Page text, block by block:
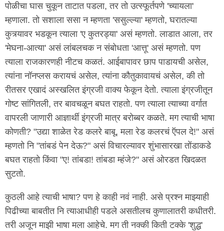
पोळीचा घास चुकून ताटात पडला, तर तो उत्स्फूर्तपणे 'च्यायला'
म्हणाला. तो सशाला ससा न म्हणता 'ससुल्ल्या' म्हणतो, घरातल्या
कुत्र्यावर भडकून त्याला 'ए कुतरड्या' असं म्हणतो. लाडात आला, तर
'मेघना-आत्या' असं लांबलचक न संबोधता 'आत्तू' असं म्हणतो. पण
त्याला राजकारणही नीटच कळतं. आईबापावर छाप पाडायची असेल,
त्यांना नॉनप्लस करायचं असेल, त्यांना कौतुकावायचं असेल, की तो
रीतसर एखादं अस्खलित इंग्रजी वाक्य फेकून देतो. त्याला इंग्रजीतून
गोष्ट सांगितली, तर बावचळून बघत राहतो. पण त्याला त्याच्या वर्गात
वापरली जाणारी आज्ञार्थी इंग्रजी मात्र बरोब्बर कळते. मग त्याची भाषा
कोणती? "उद्या शाळेत रेड कलरे बाबू, मला रेड कलरचं ऍपल दे!" असं
म्हणतो नि "तांबडं पेन देऊ?" असं विचारल्यावर शुंभासारखा तोंडाकडे
बघत राहतो किंवा "ए! तांबडा! तांबडा म्हंजे?" असं ओरडत खिदळत
सुटतो.
कुठली आहे त्याची भाषा? पण हे काही नवं नाही. असे प्रश्न माझ्याही
पिढीच्या बाबतीत नि त्याआधीही पडले असतीलच कुणालातरी कधीतरी.
तरी अजून माझी भाषा मला आहेचे. मग ती नक्की किती टक्के 'शुद्ध'